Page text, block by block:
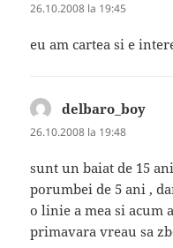
26.10.2008 la 19:45
eu am cartea si e
delbaro_boy
26.10.2008 la 19:48
sunt un baiat de 15
porumbei de 5 ani ,
o linie a mea si acum
primavara vreau sa